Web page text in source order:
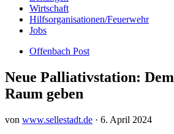
Wirtschaft
Hilfsorganisationen/Feuerwehr
Jobs
Offenbach Post
Neue Palliativstation:
Raum geben
von www.sellestadt.de · 6. April 2024